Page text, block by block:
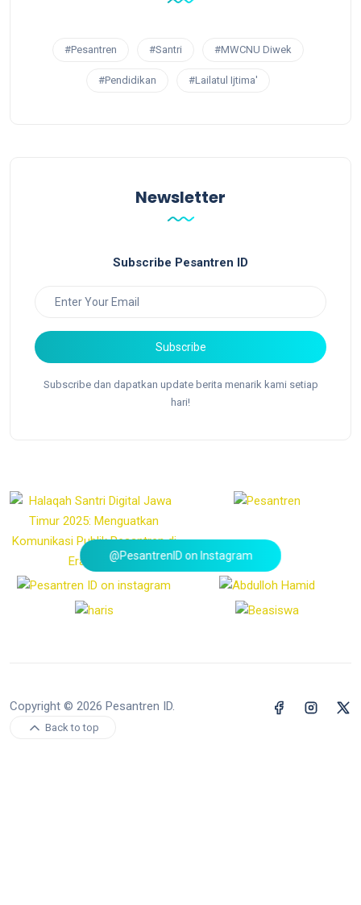
#Pesantren #Santri #MWCNU Diwek
#Pendidikan #Lailatul Ijtima'
Newsletter
Subscribe Pesantren ID
Subscribe
Subscribe dan dapatkan update berita menarik kami setiap
hari!
@PesantrenID on Instagram
Copyright © 2026 Pesantren ID.
Back to top